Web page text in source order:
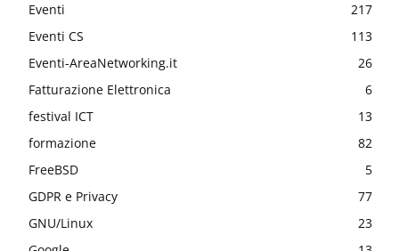
Eventi
217
Eventi CS
113
Eventi-AreaNetworking.it
26
Fatturazione Elettronica
6
festival ICT
13
formazione
82
FreeBSD
5
GDPR e Privacy
77
GNU/Linux
23